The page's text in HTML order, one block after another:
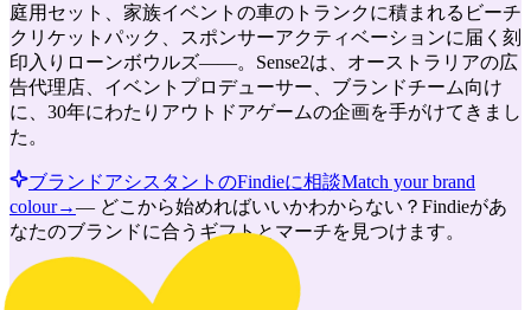
庭用セット、家族イベントの車のトランクに積まれるビーチ
クリケットパック、スポンサーアクティベーションに届く刻
印入りローンボウルズ——。Sense2は、オーストラリアの広
告代理店、イベントプロデューサー、ブランドチーム向け
に、30年にわたりアウトドアゲームの企画を手がけてきまし
た。
ブランドアシスタントのFindieに相談Match your brand
colour→— どこから始めればいいかわからない？Findieがあ
なたのブランドに合うギフトとマーチを見つけます。